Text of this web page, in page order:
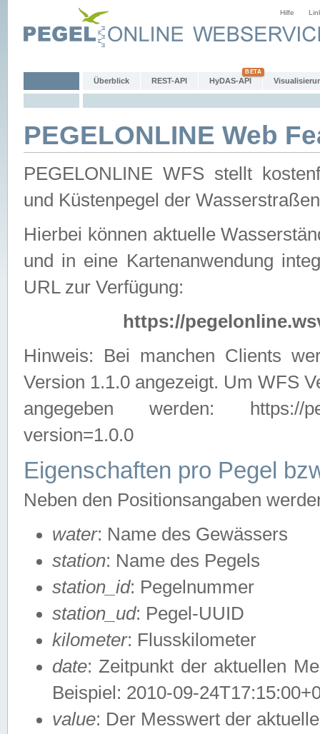
Hilfe
Überblick REST-API HyDAS-API
PEGELONLINE Web
PEGELONLINE WFS stellt
und Küstenpegel der
Hierbei können aktuelle
und in eine Kartenanwendung
URL zur Verfügung:
https://
Hinweis: Bei manchen Clients
Version 1.1.0 angezeigt. Um WFS
angegeben werden: https://
version=1.0.0
Eigenschaften pro Pegel
Neben den Positionsangaben
water: Name des Gewässers
station: Name des Pegels
station_id: Pegelnummer
station_ud: Pegel-UUID
kilometer: Flusskilometer
date: Zeitpunkt der aktuellen
Beispiel: 2010-09-
value: Der Messwert der